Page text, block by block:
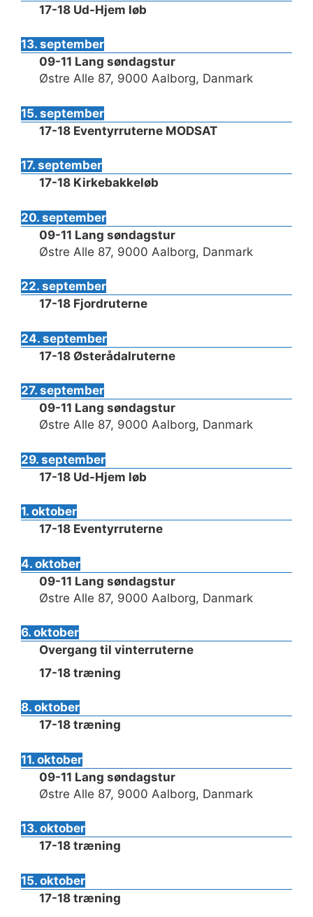
17-18 Ud-Hjem løb
13. september
09-11 Lang søndagstur
Østre Alle 87, 9000 Aalborg, Danmark
15. september
17-18 Eventyrruterne MODSAT
17. september
17-18 Kirkebakkeløb
20. september
09-11 Lang søndagstur
Østre Alle 87, 9000 Aalborg, Danmark
22. september
17-18 Fjordruterne
24. september
17-18 Østerådalruterne
27. september
09-11 Lang søndagstur
Østre Alle 87, 9000 Aalborg, Danmark
29. september
17-18 Ud-Hjem løb
1. oktober
17-18 Eventyrruterne
4. oktober
09-11 Lang søndagstur
Østre Alle 87, 9000 Aalborg, Danmark
6. oktober
Overgang til vinterruterne
17-18 træning
8. oktober
17-18 træning
11. oktober
09-11 Lang søndagstur
Østre Alle 87, 9000 Aalborg, Danmark
13. oktober
17-18 træning
15. oktober
17-18 træning